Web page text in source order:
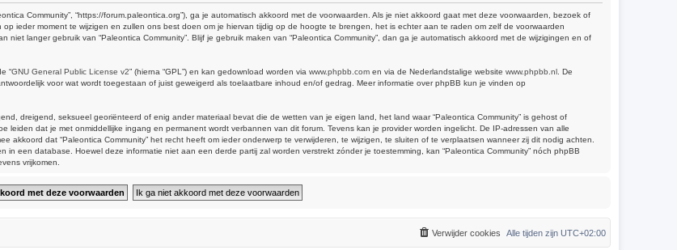
Community”, “https://forum.paleontica.org”), ga je automatisch akkoord met de voorwaarden. Als je niet akkoord gaat met deze voorwaarden, bezoek of
ieder moment te wijzigen en zullen ons best doen om je hiervan tijdig op de hoogte te brengen, het is echter aan te raden om zelf de voorwaarden
langer gebruik van “Paleontica Community”. Blijf je gebruik maken van “Paleontica Community”, dan ga je automatisch akkoord met de wijzigingen en of
“GNU General Public License v2” (hierna “GPL”) en kan gedownload worden via www.phpbb.com en via de Nederlandstalige website www.phpbb.nl . De
voor wat wordt toegestaan of juist geweigerd als toelaatbare inhoud en/of gedrag. Meer informatie over phpBB kun je vinden op
dreigend, seksueel georiënteerd of enig ander materiaal bevat die de wetten van je eigen land, het land waar “Paleontica Community” is gehost of
dat je met onmiddellijke ingang en permanent wordt verbannen van dit forum. Tevens kan je provider worden ingelicht. De IP-adressen van alle
dat “Paleontica Community” het recht heeft om ieder onderwerp te verwijderen, te wijzigen, te sluiten of te verplaatsen wanneer zij dit nodig achten.
een database. Hoewel deze informatie niet aan een derde partij zal worden verstrekt zónder je toestemming, kan “Paleontica Community” nóch phpBB
vrijkomen.
Alle tijden zijn UTC+02:00
Verwijder cookies